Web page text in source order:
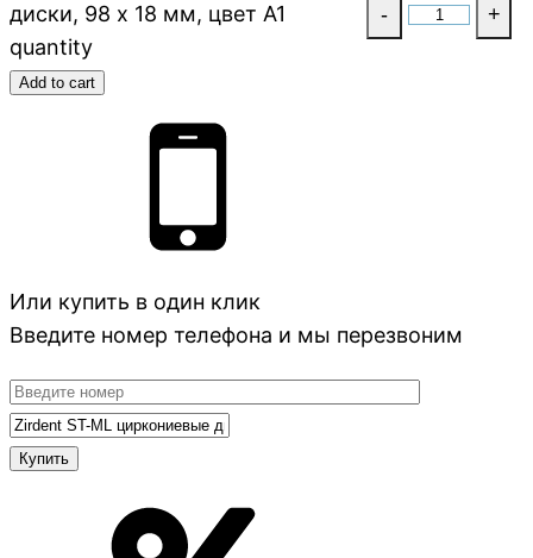
диски, 98 х 18 мм, цвет A1
quantity
- +
Add to cart
Или купить в один клик
Введите номер телефона и мы перезвоним